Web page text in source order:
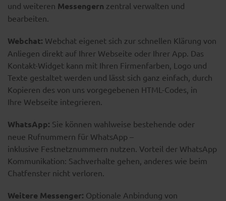
und weiteren Messengern zentral verwalten und
bearbeiten.
Webchat: Webchat eigenet sich zur schnellen Klärung von
Anliegen direkt auf Ihrer Webseite oder Ihrer App. Das
Kontakt-Widget kann mit Ihren Firmenfarben, Logo und
Texte gestaltet werden und lässt sich ganz einfach, durch
Kopieren des von uns vorgegebenen HTML-Codes, in
Ihre Webseite integrieren.​
WhatsApp: Sie können wahlweise bestehende oder
neue Rufnummern für WhatsApp –
inklusive Festnetznummern nutzen. Vorteil der WhatsApp
Kommunikation: Sachverhalte gehen, anderes wie beim
Chatfenster nicht verloren.
Weitere Messenger: Optionale Anbindung von